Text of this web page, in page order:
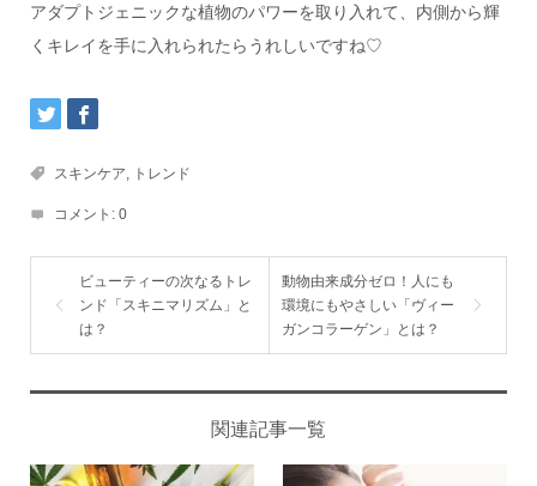
アダプトジェニックな植物のパワーを取り入れて、内側から輝
くキレイを手に入れられたらうれしいですね♡
スキンケア, トレンド
コメント: 0
ビューティーの次なるトレ
ンド「スキニマリズム」と
は？
動物由来成分ゼロ！人にも
環境にもやさしい「ヴィー
ガンコラーゲン」とは？
関連記事一覧